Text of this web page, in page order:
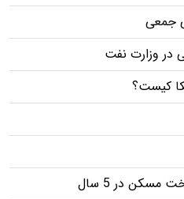
جمعی
در وزارت نفت
کیست؟